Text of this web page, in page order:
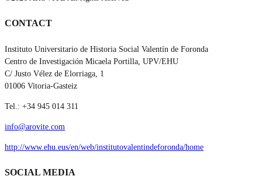
CONTACT
Instituto Universitario de Historia Social Valentín de Foronda
Centro de Investigación Micaela Portilla, UPV/EHU
C/ Justo Vélez de Elorriaga, 1
01006 Vitoria-Gasteiz
Tel.: +34 945 014 311
info@arovite.com
http://www.ehu.eus/en/web/institutovalentindeforonda/home
SOCIAL MEDIA